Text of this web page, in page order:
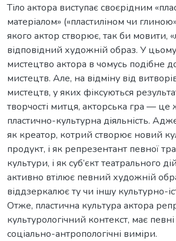
Тіло актора виступає своєрідним
матеріалом» («пластиліном чи
якого актор створює, так би мовити,
відповідний художній образ. У цьому
мистецтво актора в чомусь подібне
мистецтв. Але, на відміну від
мистецтв, у яких фіксуються
творчості митця, акторська гра — це
пластично-культурна діяльність.
як креатор, котрий створює новий
продукт, і як репрезентант певної
культури, і як суб’єкт театрального
активно втілює певний художній
віддзеркалює ту чи іншу культурно-
Отже, пластична культура актора
культурологічний контекст, має певні
соціально-антропологічні виміри.